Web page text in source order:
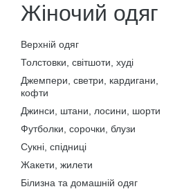
Жіночий одяг
Верхній одяг
Толстовки, світшоти, худі
Джемпери, светри, кардигани,
кофти
Джинси, штани, лосини, шорти
Футболки, сорочки, блузи
Сукні, спідниці
Жакети, жилети
Білизна та домашній одяг